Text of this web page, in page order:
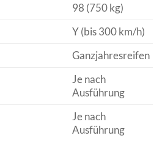
98 (750 kg)
Y (bis 300 km/h)
Ganzjahresreifen
Je nach
Ausführung
Je nach
Ausführung